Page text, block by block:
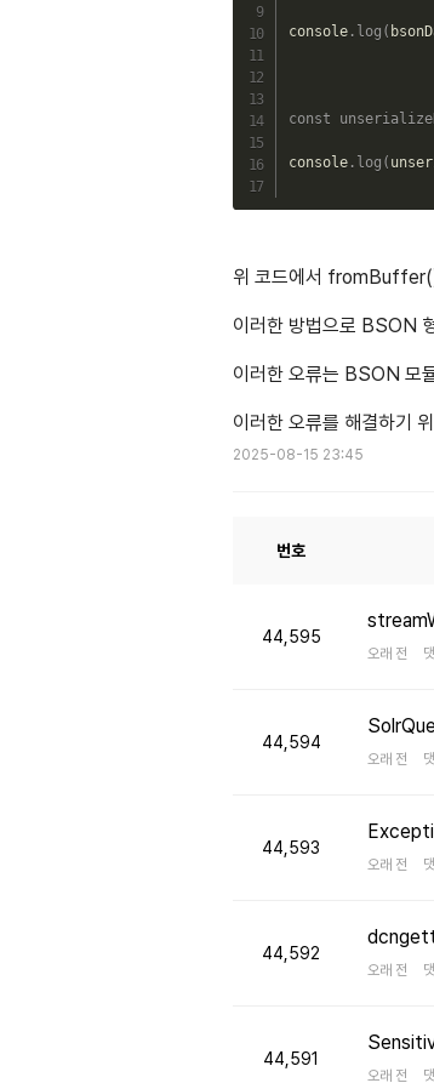
console. log (
const
console. log (
위 코드에서
이러한 방법으로 BSON
이러한 오류는 BSON 모
이러한 오류를 해결하기
2025-08-15 23:45
번호
44,595
오래 전
44,594
오래 전
44,593
오래 전
44,592
오래 전
44,591
오래 전